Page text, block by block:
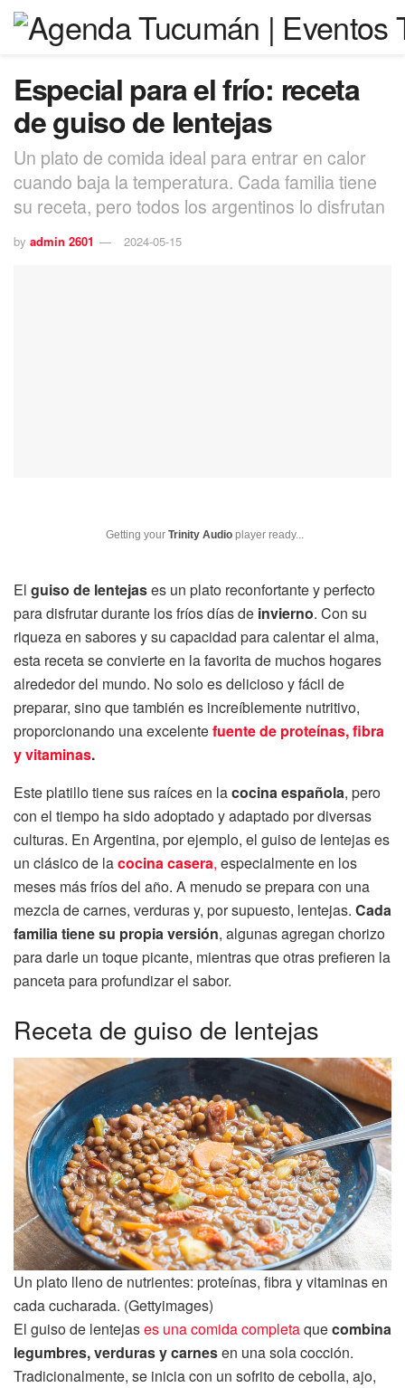
Especial para el frío: receta
de guiso de lentejas
Un plato de comida ideal para entrar en calor
cuando baja la temperatura. Cada familia tiene
su receta, pero todos los argentinos lo disfrutan
by admin 2601 2024-05-15
Getting your Trinity Audio player ready...
El guiso de lentejases un plato reconfortante y perfecto
para disfrutar durante los fríos días de invierno. Con su
riqueza en sabores y su capacidad para calentar el alma,
esta receta se convierte en la favorita de muchos hogares
alrededor del mundo. No solo es delicioso y fácil de
preparar, sino que también es increíblemente nutritivo,
proporcionando una excelentefuente de proteínas, fibra
y vitaminas.
Este platillo tiene sus raíces en lacocina española, pero
con el tiempo ha sido adoptado y adaptado por diversas
culturas. En Argentina, por ejemplo, el guiso de lentejas es
un clásico de lacocina casera, especialmente en los
meses más fríos del año. A menudo se prepara con una
mezcla de carnes, verduras y, por supuesto, lentejas. Cada
familia tiene su propia versión, algunas agregan chorizo
para darle un toque picante, mientras que otras prefieren la
panceta para profundizar el sabor.
Receta de guiso de lentejas
Un plato lleno de nutrientes: proteínas, fibra y vitaminas en
cada cucharada. (Gettyimages)
El guiso de lentejases una comida completaquecombina
legumbres, verduras y carnesen una sola cocción.
Tradicionalmente, se inicia con un sofrito de cebolla, ajo,